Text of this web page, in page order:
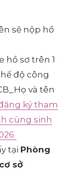
sẽ nộp hồ
hồ sơ trên 1
độ công
và tên
ký tham
cùng sinh
tại Phòng
sở